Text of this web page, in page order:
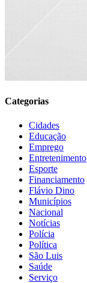
Categorias
Cidades
Educação
Emprego
Entretenimento
Esporte
Financiamento
Flávio Dino
Municípios
Nacional
Notícias
Polícia
Política
São Luis
Saúde
Serviço